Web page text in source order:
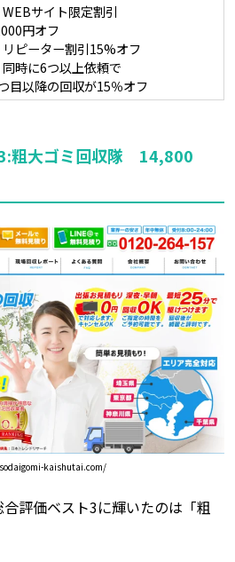
WEBサイト限定割引
円オフ
リピーター割引15%オフ
同時に6つ以上依頼で
目以降の回収が15％オフ
粗大ゴミ回収隊 14,800
kaishutai.com/
評価ベスト3に輝いたのは「粗